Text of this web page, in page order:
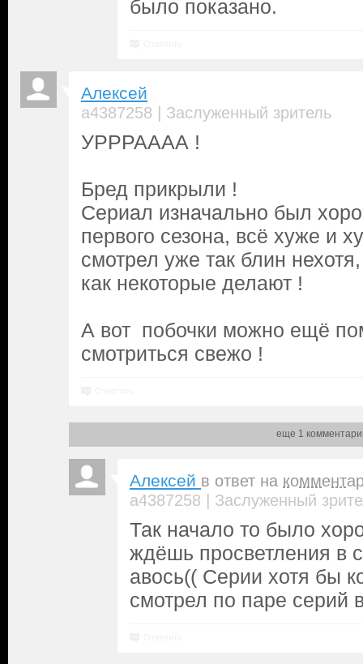
было показано.
Алексей
a4387258 | Заслуженный зритель
УРРРАААА !
Бред прикрыли !
Сериал изначально был
первого сезона, всё хуже и
смотрел уже так блин
как некоторые делают !
А вот побочки можно ещё
смотриться свежо !
еще 1
Алексей в ответ на
a4387258 | Заслуженный
Так начало то было
ждёшь просветления в
авось(( Серии хотя бы
смотрел по паре серий